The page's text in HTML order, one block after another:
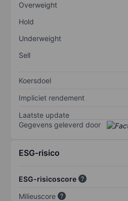
Overweight
Hold
Underweight
Sell
Koersdoel
Impliciet rendement
Laatste update
Gegevens geleverd door
ESG-risico
ESG-risicoscore
Milieuscore